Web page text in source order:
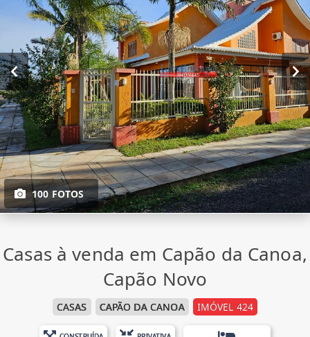
100 FOTOS
Casas à venda em Capão da Canoa,
Capão Novo
CASAS CAPÃO DA CANOA IMÓVEL 424